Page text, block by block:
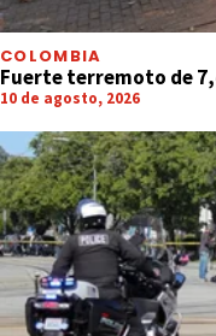
COLOMBIA
Fuerte terremoto de
10 de agosto, 2026